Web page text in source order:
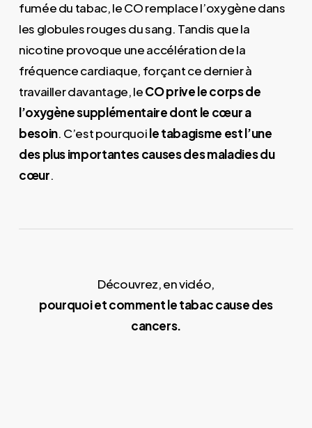
fumée du tabac, le CO remplace l’oxygène dans
les globules rouges du sang. Tandis que la
nicotine provoque une accélération de la
fréquence cardiaque, forçant ce dernier à
travailler davantage, leCO prive le corps de
l’oxygène supplémentaire dont le cœur a
besoin. C’est pourquoile tabagisme est l’une
des plus importantes causes des maladies du
cœur.
Découvrez, en vidéo,
pourquoi et comment le tabac cause des
cancers.